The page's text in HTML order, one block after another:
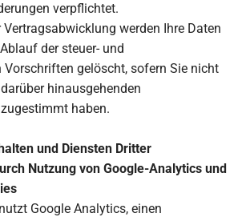
verpflichtet.
werden Ihre Daten
der steuer- und
Vorschriften gelöscht, sofern Sie nicht
hinausgehenden
haben.
und Diensten Dritter
Nutzung von Google-Analytics und
Google Analytics, einen